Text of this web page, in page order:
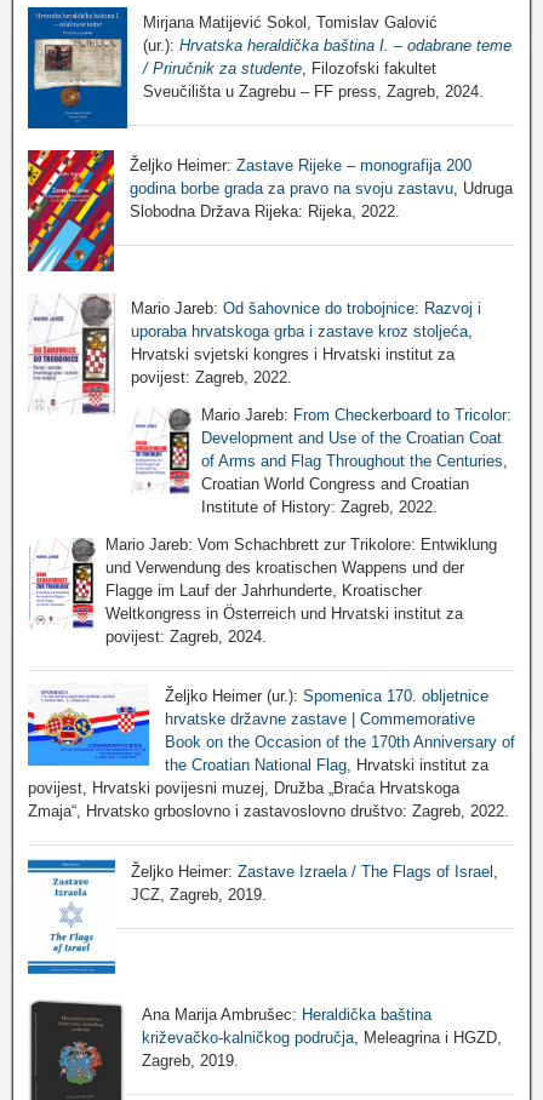
Mirjana Matijević Sokol, Tomislav Galović
(ur.): Hrvatska heraldička baština I. – odabrane teme
/ Priručnik za studente, Filozofski fakultet
Sveučilišta u Zagrebu – FF press, Zagreb, 2024.
Željko Heimer: Zastave Rijeke – monografija 200
godina borbe grada za pravo na svoju zastavu, Udruga
Slobodna Država Rijeka: Rijeka, 2022.
Mario Jareb: Od šahovnice do trobojnice: Razvoj i
uporaba hrvatskoga grba i zastave kroz stoljeća,
Hrvatski svjetski kongres i Hrvatski institut za
povijest: Zagreb, 2022.
Mario Jareb: From Checkerboard to Tricolor:
Development and Use of the Croatian Coat
of Arms and Flag Throughout the Centuries
Croatian World Congress and Croatian
Institute of History: Zagreb, 2022.
Mario Jareb: Vom Schachbrett zur Trikolore: Entwiklung
und Verwendung des kroatischen Wappens und der
Flagge im Lauf der Jahrhunderte, Kroatischer
Weltkongress in Österreich und Hrvatski institut za
povijest: Zagreb, 2024.
Željko Heimer (ur.): Spomenica 170. obljetnice
hrvatske državne zastave | Commemorative
Book on the Occasion of the 170th Anniversary of
the Croatian National Flag, Hrvatski institut za
povijest, Hrvatski povijesni muzej, Družba „Braća Hrvatskoga
Zmaja“, Hrvatsko grboslovno i zastavoslovno društvo: Zagreb, 2022.
Željko Heimer:Zastave Izraela / The Flags of Israel
JCZ, Zagreb, 2019.
Ana Marija Ambrušec: Heraldička baština
križevačko-kalničkog područja, Meleagrina i HGZD,
Zagreb, 2019.